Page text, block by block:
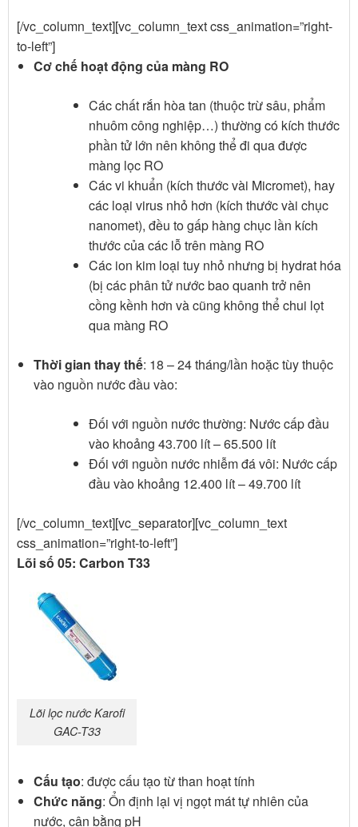
[/vc_column_text][vc_column_text css_animation=”right-
to-left”]
Cơ chế hoạt động của màng RO
Các chất rắn hòa tan (thuộc trừ sâu, phẩm
nhuôm công nghiệp…) thường có kích thước
phần tử lớn nên không thể đi qua được
màng lọc RO
Các vi khuẩn (kích thước vài Micromet), hay
các loại virus nhỏ hơn (kích thước vài chục
nanomet), đều to gấp hàng chục lần kích
thước của các lỗ trên màng RO
Các ion kim loại tuy nhỏ nhưng bị hydrat hóa
(bị các phân tử nước bao quanh trở nên
cồng kềnh hơn và cũng không thể chui lọt
qua màng RO
Thời gian thay thế: 18 – 24 tháng/lần hoặc tùy thuộc
vào nguồn nước đầu vào:
Đối với nguồn nước thường: Nước cấp đầu
vào khoảng 43.700 lít – 65.500 lít
Đối với nguồn nước nhiễm đá vôi: Nước cấp
đầu vào khoảng 12.400 lít – 49.700 lít
[/vc_column_text][vc_separator][vc_column_text
css_animation=”right-to-left”]
Lõi số 05: Carbon T33
Lõi lọc nước Karofi
GAC-T33
Cấu tạo: được cấu tạo từ than hoạt tính
Chức năng: Ổn định lại vị ngọt mát tự nhiên của
nước, cân bằng pH